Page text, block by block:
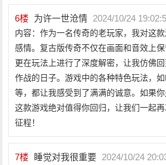
6楼 为许一世沧情 2024/10/24
内容：作为一名传奇的老玩家，我对这
感情。复古版传奇不仅在画面和音效上保
更在玩法上进行了深度解密，让我仿佛
作战的日子。游戏中的各种特色玩法，
等，都让我感受到了满满的诚意。如果
这款游戏绝对值得你回归，让我们一起
征程！
7楼 睡觉对我很重要 2024/10/24